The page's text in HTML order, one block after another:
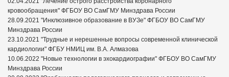
кровообращения" ФГБОУ ВО СамГМУ Минздрава России
28.09.2021 "Инклюзивное образование в ВУЗе" ФГБОУ ВО СамГМУ
Минздрава России
23.10.2021 "Трудные и нерешенные вопросы современной клинической
кардиологии" ФГБУ НМИЦ им. В.А. Алмазова
10.06.2022 "Новые технологии в эхокардиографии" ФГБОУ ВО СамГМУ
Минздрава России